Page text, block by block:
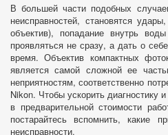
В большей части подобных
неисправностей, становятся
объектив), попадание внутрь
проявляться не сразу, а дать о
время. Объектив компактных
является самой сложной ее
неприятностям, соответственно
Nikon. Чтобы ускорить диагностику
в предварительной стоимости
постарайтесь вспомнить, какие
неисправности.